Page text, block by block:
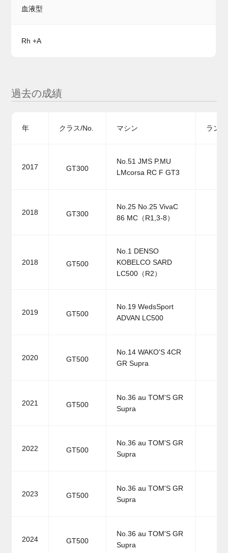
血液型
Rh +A
過去の成績
年 クラス/No. マシン ラン
2017 GT300
No.51 JMS P.MU
LMcorsa RC F GT3
2018 GT300
No.25 No.25 VivaC
86 MC（R1,3-8）
2018 GT500
No.1 DENSO
KOBELCO SARD
LC500（R2）
2019 GT500
No.19 WedsSport
ADVAN LC500
2020 GT500
No.14 WAKO'S 4CR
GR Supra
2021 GT500
No.36 au TOM'S GR
Supra
2022 GT500
No.36 au TOM'S GR
Supra
2023 GT500
No.36 au TOM'S GR
Supra
2024 GT500
No.36 au TOM'S GR
Supra